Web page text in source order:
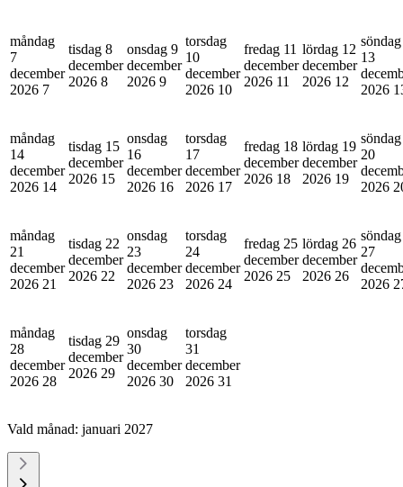
måndag
7
december
2026 7
tisdag 8
december
2026 8
onsdag 9
december
2026 9
torsdag
10
december
2026 10
fredag 11
december
2026 11
lördag 12
december
2026 12
söndag
13
2026
måndag
14
december
2026 14
tisdag 15
december
2026 15
onsdag
16
december
2026 16
torsdag
17
december
2026 17
fredag 18
december
2026 18
lördag 19
december
2026 19
söndag
20
2026
måndag
21
december
2026 21
tisdag 22
december
2026 22
onsdag
23
december
2026 23
torsdag
24
december
2026 24
fredag 25
december
2026 25
lördag 26
december
2026 26
söndag
27
2026
måndag
28
december
2026 28
tisdag 29
december
2026 29
onsdag
30
december
2026 30
torsdag
31
december
2026 31
Vald månad: januari 2027